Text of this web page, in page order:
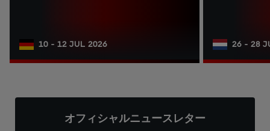
10 - 12 JUL 2026 26 - 28
オフィシャルニュースレター